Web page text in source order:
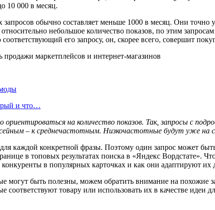
10 000 в месяц.
запросов обычно составляет меньше 1000 в месяц. Они
небольшое количество показов, по этим
его запросу, он, скорее всего, совершит
и что…
на количество показов. Так, запросы с
– к среднечастотным. Низкочастотные будут уже на
каждой конкретной фразы. Поэтому один запрос может
в топовых результатах поиска в «Яндекс Вордстате».
в популярных карточках и как они адаптируют их
могут быть полезны, можем обратить внимание на похожие
соответствуют товару или использовать их в качестве